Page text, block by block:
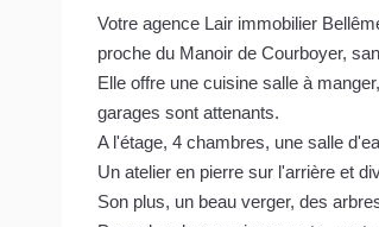
Votre agence Lair immobilier
proche du Manoir de Courboyer,
Elle offre une cuisine salle à
garages sont attenants.
A l'étage, 4 chambres, une salle
Un atelier en pierre sur l'arrière et
Son plus, un beau verger, des